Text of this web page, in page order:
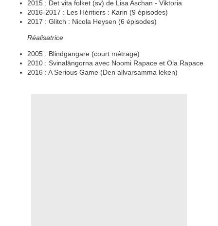
2015 : Det vita folket (sv) de Lisa Aschan - Viktoria
2016-2017 : Les Héritiers : Karin (9 épisodes)
2017 : Glitch : Nicola Heysen (6 épisodes)
Réalisatrice
2005 : Blindgangare (court métrage)
2010 : Svinalängorna avec Noomi Rapace et Ola Rapace
2016 : A Serious Game (Den allvarsamma leken)